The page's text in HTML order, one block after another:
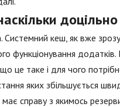
кеш, як вже
функціонування
це таке і для чого
яких збільшується
має справу з якимось